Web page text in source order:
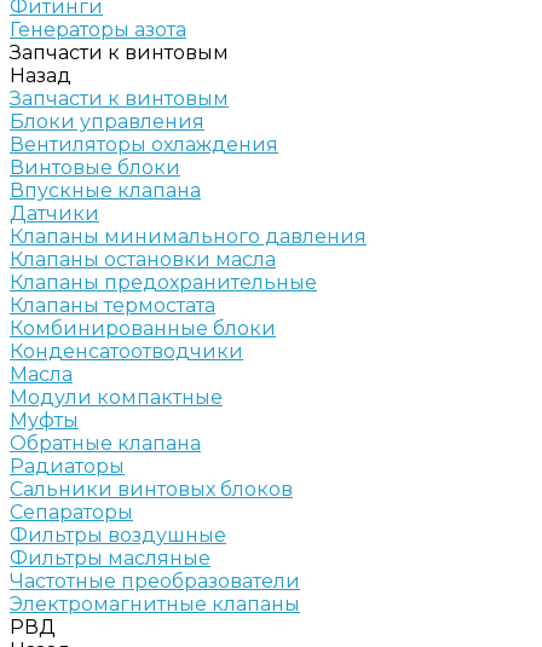
Фитинги
Генераторы азота
Запчасти к винтовым
Назад
Запчасти к винтовым
Блоки управления
Вентиляторы охлаждения
Винтовые блоки
Впускные клапана
Датчики
Клапаны минимального давления
Клапаны остановки масла
Клапаны предохранительные
Клапаны термостата
Комбинированные блоки
Конденсатоотводчики
Масла
Модули компактные
Муфты
Обратные клапана
Радиаторы
Сальники винтовых блоков
Сепараторы
Фильтры воздушные
Фильтры масляные
Частотные преобразователи
Электромагнитные клапаны
РВД